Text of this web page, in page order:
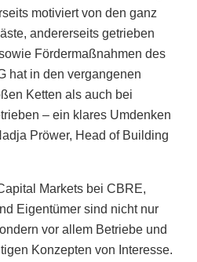
motiviert von den ganz
andererseits getrieben
Fördermaßnahmen des
hat in den vergangenen
Ketten als auch bei
– ein klares Umdenken
Pröwer, Head of Building
Markets bei CBRE,
Eigentümer sind nicht nur
vor allem Betriebe und
Konzepten von Interesse.